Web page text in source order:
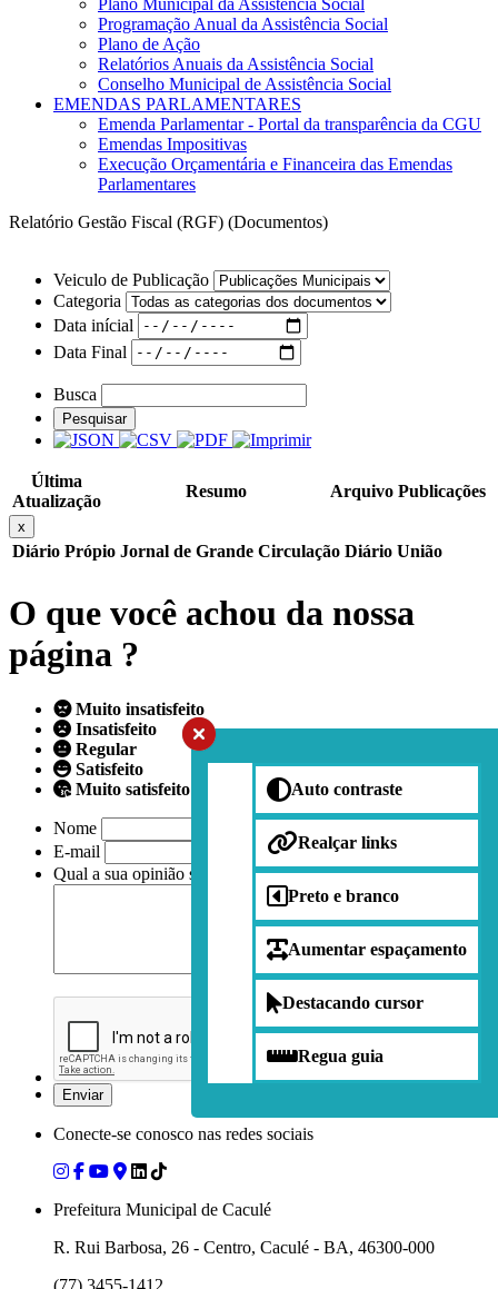
Auto contraste
Realçar links
Preto e branco
Aumentar espaçamento
Destacando cursor
Regua guia
Programação Anual da Assistência Social
Plano de Ação
Relatórios Anuais da Assistência Social
Conselho Municipal de Assistência Social
EMENDAS PARLAMENTARES
Emenda Parlamentar - Portal da transparência da CGU
Emendas Impositivas
Execução Orçamentária e Financeira das Emendas
Parlamentares
Relatório Gestão Fiscal (RGF) (Documentos)
Veiculo de Publicação
Categoria
Data inícial
Data Final
Busca
Pesquisar
Última
Atualização
Resumo Arquivo Publicações
x
Diário Própio Jornal de Grande Circulação Diário União
O que você achou da nossa
página ?
Muito insatisfeito
Insatisfeito
Regular
Satisfeito
Muito satisfeito
Nome
E-mail
Qual a sua opinião sobre nossa página?
Conecte-se conosco nas redes sociais
Prefeitura Municipal de Caculé
R. Rui Barbosa, 26 - Centro, Caculé - BA, 46300-000
(77) 3455-1412